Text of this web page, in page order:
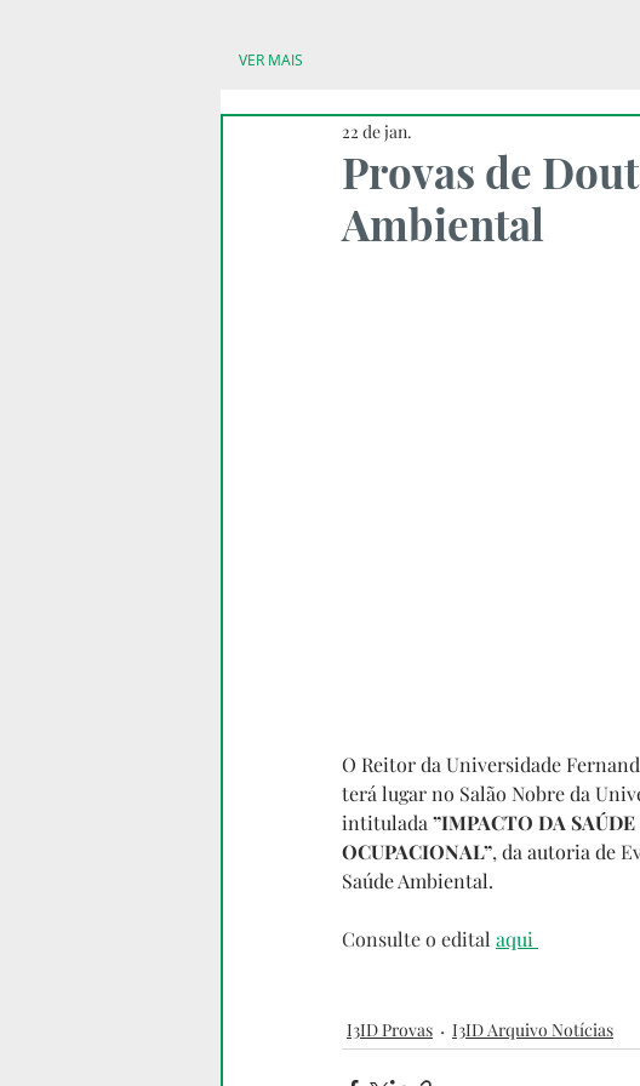
VER MAIS
Provas de
Ambiental
22 de jan.
O Reitor da Universidade
terá lugar no Salão Nobre da
intitulada ”IMPACTO DA
OCUPACIONAL”, da autoria de
Saúde Ambiental.
Consulte o edital aqui
I3ID Provas I3ID Arquivo Notícias